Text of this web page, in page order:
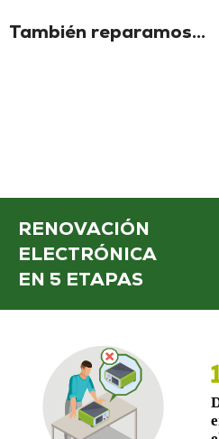
También reparamos...
RENOVACIÓN
ELECTRÓNICA
EN 5 ETAPAS